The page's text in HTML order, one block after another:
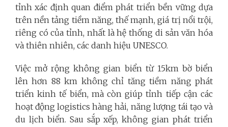
tỉnh xác định quan điểm phát triển bền vững dựa
trên nền tảng tiềm năng, thế mạnh, giá trị nổi trội,
riêng có của tỉnh, nhất là hệ thống di sản văn hóa
và thiên nhiên, các danh hiệu UNESCO.
Việc mở rộng không gian biển từ 15km bờ biển
lên hơn 88 km không chỉ tăng tiềm năng phát
triển kinh tế biển, mà còn giúp tỉnh tiếp cận các
hoạt động logistics hàng hải, năng lượng tái tạo và
du lịch biển. Sau sắp xếp, không gian phát triển